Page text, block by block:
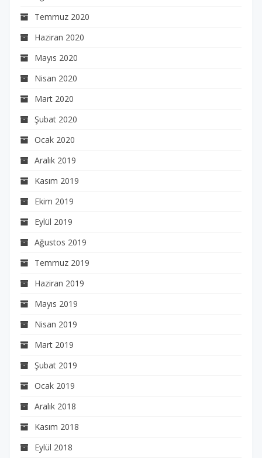
Temmuz 2020
Haziran 2020
Mayıs 2020
Nisan 2020
Mart 2020
Şubat 2020
Ocak 2020
Aralık 2019
Kasım 2019
Ekim 2019
Eylül 2019
Ağustos 2019
Temmuz 2019
Haziran 2019
Mayıs 2019
Nisan 2019
Mart 2019
Şubat 2019
Ocak 2019
Aralık 2018
Kasım 2018
Eylül 2018